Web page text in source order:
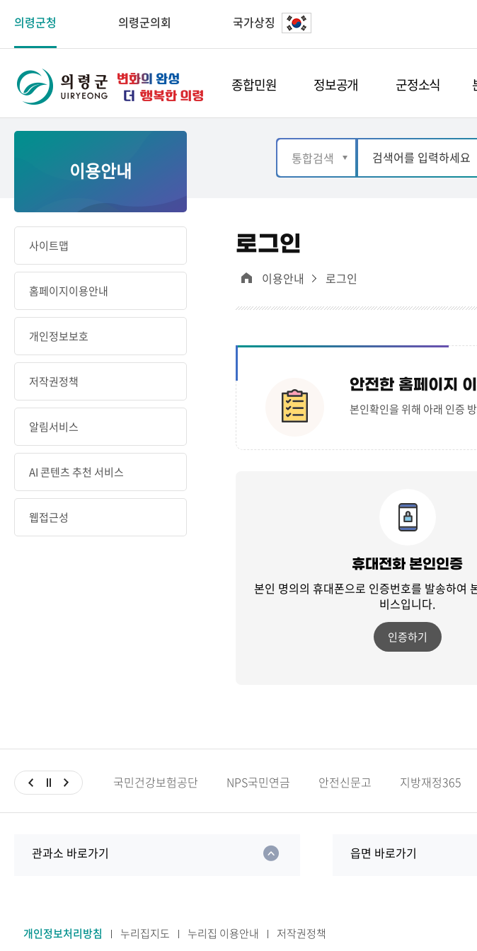
의령군청 의령군의회 국가상징
종합민원 정보공개 군정소식
이용안내
사이트맵
홈페이지이용안내
개인정보보호
저작권정책
알림서비스
AI 콘텐츠 추천 서비스
웹접근성
로그인
이용안내 로그인
안전한 홈페이지
본인확인을 위해 아래 인증
휴대전화 본인인증
본인 명의의 휴대폰으로 인증번호를 발송하여
비스입니다.
인증하기
국민건강보험공단 NPS국민연금 안전신문고 지방재정365
관과소 바로가기 읍면 바로가기
개인정보처리방침 누리집지도 누리집 이용안내 저작권정책